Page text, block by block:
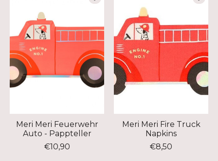
Meri Meri Feuerwehr
Auto - Pappteller
€10,90
Meri Meri Fire Truck
Napkins
€8,50